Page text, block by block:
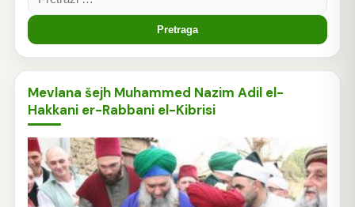
Mevlana šejh Muhammed Nazim Adil el-
Hakkani er-Rabbani el-Kibrisi